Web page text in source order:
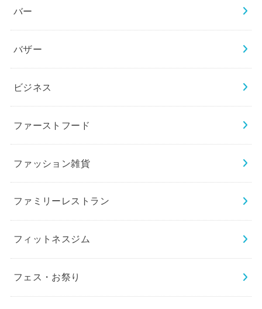
バー
バザー
ビジネス
ファーストフード
ファッション雑貨
ファミリーレストラン
フィットネスジム
フェス・お祭り